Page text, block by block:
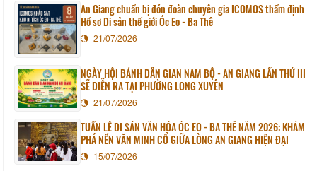
An Giang chuẩn bị đón đoàn chuyên gia ICOMOS thẩm định
Hồ sơ Di sản thế giới Óc Eo - Ba Thê
21/07/2026
NGÀY HỘI BÁNH DÂN GIAN NAM BỘ - AN GIANG LẦN THỨ III
SẼ DIỄN RA TẠI PHƯỜNG LONG XUYÊN
21/07/2026
TUẦN LỄ DI SẢN VĂN HÓA ÓC EO - BA THÊ NĂM 2026: KHÁM
PHÁ NỀN VĂN MINH CỔ GIỮA LÒNG AN GIANG HIỆN ĐẠI
15/07/2026